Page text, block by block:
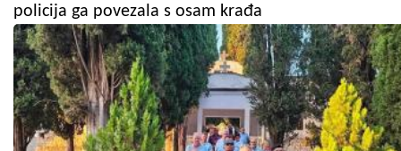
policija ga povezala s osam krađa